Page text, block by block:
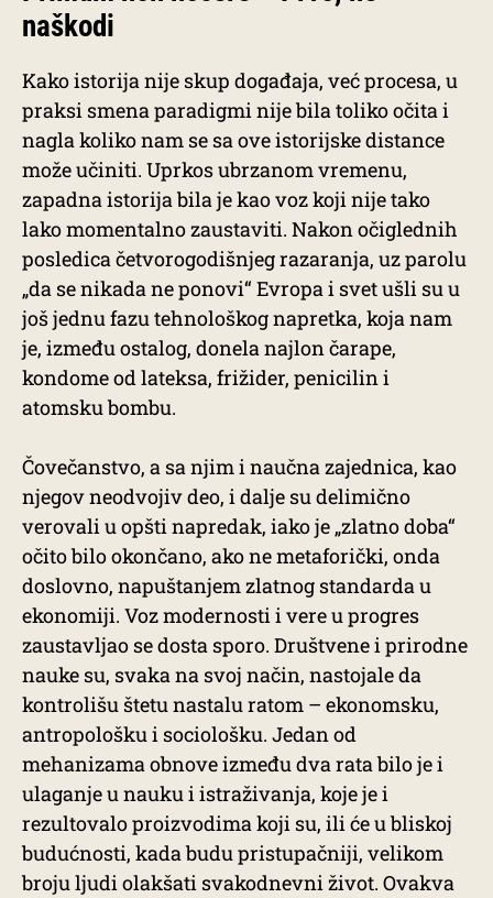
naškodi
Kako istorija nije skup događaja, već procesa, u
praksi smena paradigmi nije bila toliko očita i
nagla koliko nam se sa ove istorijske distance
može učiniti. Uprkos ubrzanom vremenu,
zapadna istorija bila je kao voz koji nije tako
lako momentalno zaustaviti. Nakon očiglednih
posledica četvorogodišnjeg razaranja, uz parolu
„da se nikada ne ponovi“ Evropa i svet ušli su u
još jednu fazu tehnološkog napretka, koja nam
je, između ostalog, donela najlon čarape,
kondome od lateksa, frižider, penicilin i
atomsku bombu.
Čovečanstvo, a sa njim i naučna zajednica, kao
njegov neodvojiv deo, i dalje su delimično
verovali u opšti napredak, iako je „zlatno doba“
očito bilo okončano, ako ne metaforički, onda
doslovno, napuštanjem zlatnog standarda u
ekonomiji. Voz modernosti i vere u progres
zaustavljao se dosta sporo. Društvene i prirodne
nauke su, svaka na svoj način, nastojale da
kontrolišu štetu nastalu ratom – ekonomsku,
antropološku i sociološku. Jedan od
mehanizama obnove između dva rata bilo je i
ulaganje u nauku i istraživanja, koje je i
rezultovalo proizvodima koji su, ili će u bliskoj
budućnosti, kada budu pristupačniji, velikom
broju ljudi olakšati svakodnevni život. Ovakva